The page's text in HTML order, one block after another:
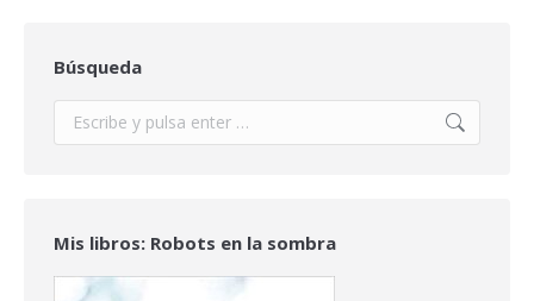
Búsqueda
Buscar:
Mis libros: Robots en la sombra